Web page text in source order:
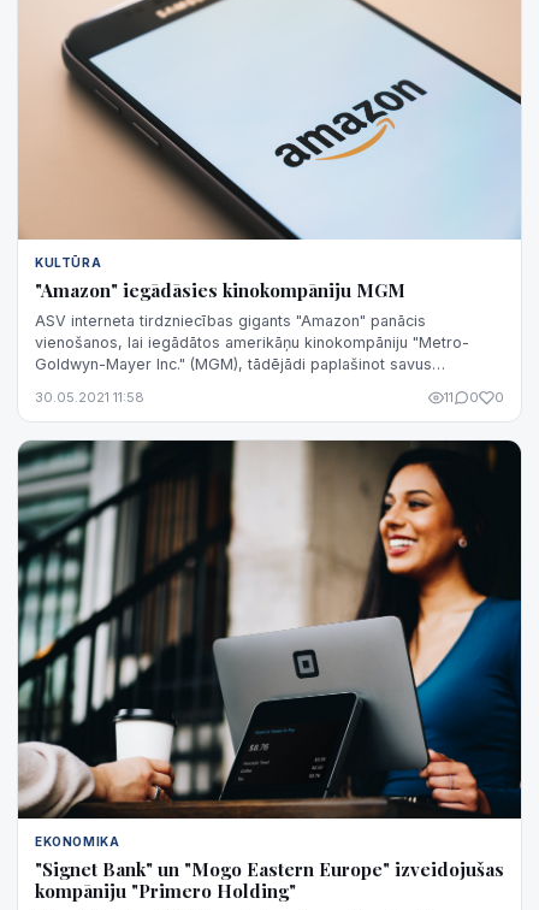
KULTŪRA
"Amazon" iegādāsies kinokompāniju MGM
ASV interneta tirdzniecības gigants "Amazon" panācis
vienošanos, lai iegādātos amerikāņu kinokompāniju "Metro-
Goldwyn-Mayer Inc." (MGM), tādējādi paplašinot savus
30.05.2021 11:58 11 0 0
EKONOMIKA
"Signet Bank" un "Mogo Eastern Europe" izveidojušas
kompāniju "Primero Holding"